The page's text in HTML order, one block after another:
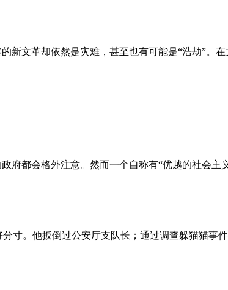
新文革却依然是灾难，甚至也有可能是“浩劫”。
府都会格外注意。然而一个自称有“优越的社会主
寸。他扳倒过公安厅支队长；通过调查躲猫猫事